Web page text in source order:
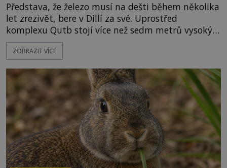
Představa, že železo musí na dešti během několika
let zrezivět, bere v Dillí za své. Uprostřed
komplexu Qutb stojí více než sedm metrů vysoký
železný sloup, který už přibližně 1 600 let odolává
počasí s jen nepatrnými stopami koroze. Jeho
ztracených technologiích či tajemných
materiálech. Moderní metalurgie však ukazuje, že
skutečné vysvětlení je ješt
ZOBRAZIT VÍCE